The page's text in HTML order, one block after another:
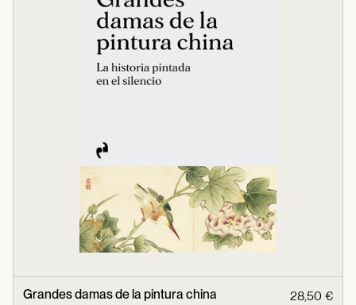
Grandes damas de la pintura china 28,50 €